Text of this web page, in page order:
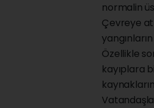
normalin
Çevreye
Özellikle
kayıplara